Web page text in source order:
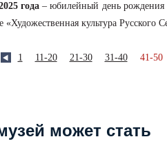
года– юбилейный день рождения
«Художественная культура Русского
1 11-20 21-30 31-40 41-50
может стать